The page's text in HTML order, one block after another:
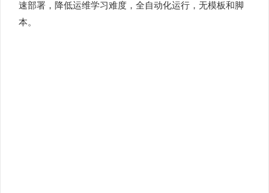
速部署，降低运维学习难度，全自动化运行，无模板和脚
本。